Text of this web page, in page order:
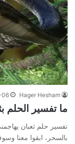
Hager Hesham
06
ما تفسير الحلم
تفسير حلم ثعبان
بالسحر، ابقوا معنا